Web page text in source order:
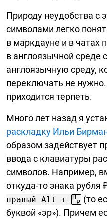
Природу неудобства с
символами легко
в маркдауне и в чатах
в англоязычной среде
англоязычную среду,
переключать не
приходится терпеть.
Много лет назад я
раскладку Ильи
образом задействует
ввода с клавиатуры
символов. Например,
откуда-тознака рубля
правый Alt + H
Р (то
буквой «эр»). Причем